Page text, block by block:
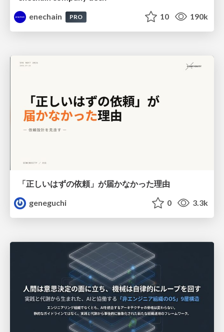
enechain
PRO 10 190k
「正しいはずの依頼」が届かなかった理由
geneguchi
0 3.3k